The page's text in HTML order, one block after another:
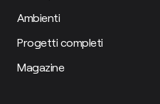
Ambienti
Progetti completi
Magazine